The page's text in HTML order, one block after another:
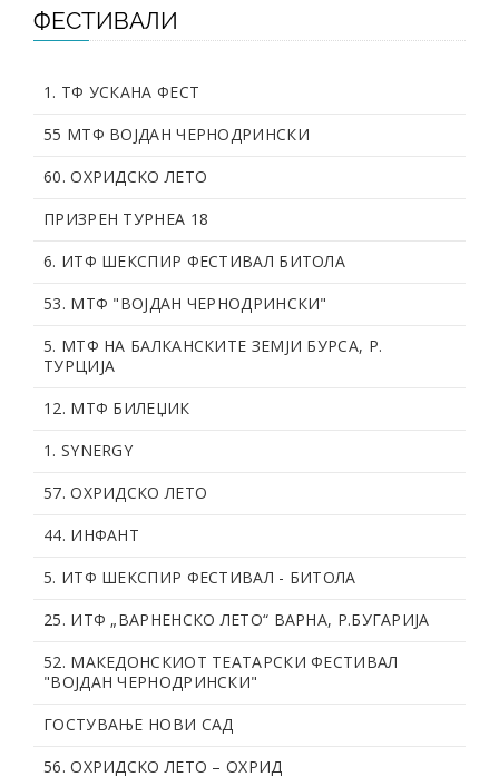
ФЕСТИВАЛИ
1. ТФ УСКАНА ФЕСТ
55 МТФ ВОЈДАН ЧЕРНОДРИНСКИ
60. OХРИДСКО ЛЕТО
ПРИЗРЕН ТУРНЕА 18
6. ИТФ ШЕКСПИР ФЕСТИВАЛ БИТОЛА
53. МТФ "ВОЈДАН ЧЕРНОДРИНСКИ"
5. МТФ НА БАЛКАНСКИТЕ ЗЕМЈИ БУРСА, Р.
ТУРЦИЈА
12. МТФ БИЛЕЏИК
1. SYNERGY
57. OХРИДСКО ЛЕТО
44. ИНФАНТ
5. ИТФ ШЕКСПИР ФЕСТИВАЛ - БИТОЛА
25. ИТФ „ВАРНЕНСКО ЛЕТО“ ВАРНА, Р.БУГАРИЈА
52. МАКЕДОНСКИОТ ТЕАТАРСКИ ФЕСТИВАЛ
"ВОЈДАН ЧЕРНОДРИНСКИ"
ГОСТУВАЊЕ НОВИ САД
56. OХРИДСКО ЛЕТО – ОХРИД